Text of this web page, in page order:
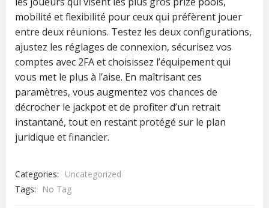
mobilité et flexibilité pour ceux qui préfèrent jouer
entre deux réunions. Testez les deux configurations,
ajustez les réglages de connexion, sécurisez vos
comptes avec 2FA et choisissez l’équipement qui
vous met le plus à l’aise. En maîtrisant ces
paramètres, vous augmentez vos chances de
décrocher le jackpot et de profiter d’un retrait
instantané, tout en restant protégé sur le plan
juridique et financier.
Categories:
Uncategorized
Tags:
No Tag